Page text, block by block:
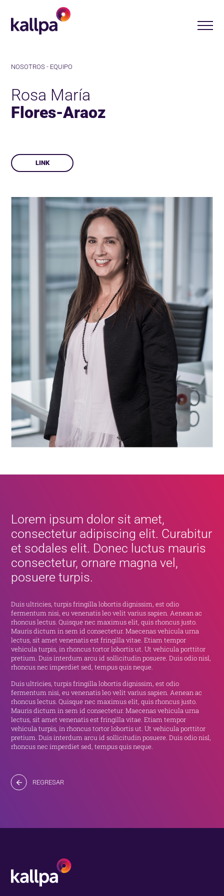
NOSOTROS - EQUIPO
Rosa María
Flores-Araoz
LINK
Lorem ipsum dolor sit amet,
consectetur adipiscing elit. Curabitur
et sodales elit. Donec luctus mauris
consectetur, ornare magna vel,
posuere turpis.
Duis ultricies, turpis fringilla lobortis dignissim, est odio
fermentum nisi, eu venenatis leo velit varius sapien. Aenean ac
rhoncus lectus. Quisque nec maximus elit, quis rhoncus justo.
Mauris dictum in sem id consectetur. Maecenas vehicula urna
lectus, sit amet venenatis est fringilla vitae. Etiam tempor
vehicula turpis, in rhoncus tortor lobortis ut. Ut vehicula porttitor
pretium. Duis interdum arcu id sollicitudin posuere. Duis odio nisl,
rhoncus nec imperdiet sed, tempus quis neque.
Duis ultricies, turpis fringilla lobortis dignissim, est odio
fermentum nisi, eu venenatis leo velit varius sapien. Aenean ac
rhoncus lectus. Quisque nec maximus elit, quis rhoncus justo.
Mauris dictum in sem id consectetur. Maecenas vehicula urna
lectus, sit amet venenatis est fringilla vitae. Etiam tempor
vehicula turpis, in rhoncus tortor lobortis ut. Ut vehicula porttitor
pretium. Duis interdum arcu id sollicitudin posuere. Duis odio nisl,
rhoncus nec imperdiet sed, tempus quis neque.
REGRESAR